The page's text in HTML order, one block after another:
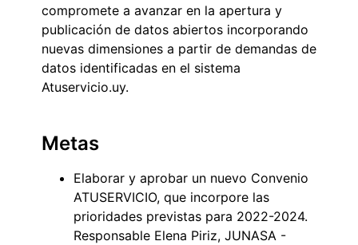
compromete a avanzar en la apertura y
publicación de datos abiertos incorporando
nuevas dimensiones a partir de demandas de
datos identificadas en el sistema
Atuservicio.uy.
Metas
Elaborar y aprobar un nuevo Convenio
ATUSERVICIO, que incorpore las
prioridades previstas para 2022-2024.
Responsable Elena Piriz, JUNASA -